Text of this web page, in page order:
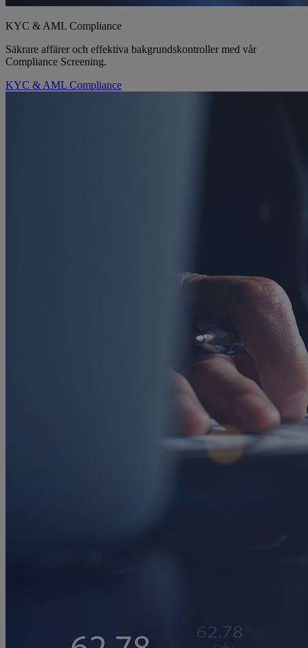
KYC & AML Compliance
Säkrare affärer och effektiva bakgrundskontroller med vår
Compliance Screening.
KYC & AML Compliance